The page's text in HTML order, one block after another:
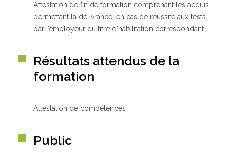
Attestation de fin de formation comprenant les acquis
permettant la délivrance, en cas de réussite aux tests,
par l’employeur du titre d’habilitation correspondant.
Résultats attendus de la
formation
Attestation de compétences
Public